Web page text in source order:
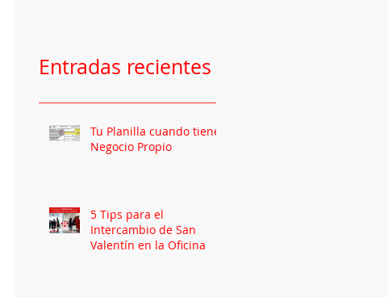
Entradas recientes
Tu Planilla cuando tienes
Negocio Propio
5 Tips para el
Intercambio de San
Valentín en la Oficina